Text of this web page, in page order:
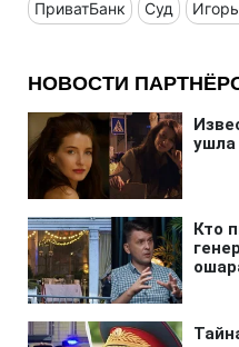
ПриватБанк Суд